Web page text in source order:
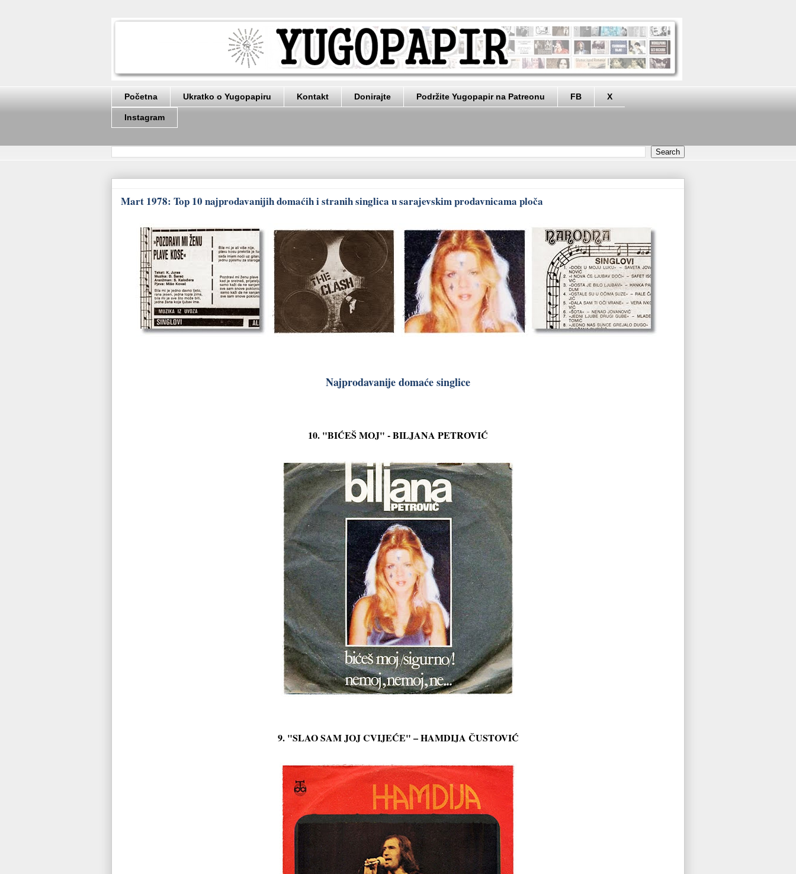
Početna Ukratko o Yugopapiru Kontakt Donirajte Podržite Yugopapir na Patreonu FB X
Instagram
Mart 1978: Top 10 najprodavanijih domaćih i stranih singlica u sarajevskim prodavnicama ploča
Najprodavanije domaće singlice
10. "BIĆEŠ MOJ" - BILJANA PETROVIĆ
9. "SLAO SAM JOJ CVIJEĆE" – HAMDIJA ČUSTOVIĆ